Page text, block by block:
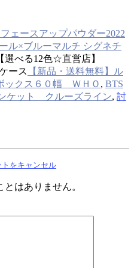
ェースアップパウダー2022
ル×ブルーマルチ シグネチ
【選べる12色☆直営店】
ース
【新品・送料無料】ル
ックス６０幅 ＷＨＯ , BTS
ケット クルーズライン, 討
トをキャンセル
はありません。